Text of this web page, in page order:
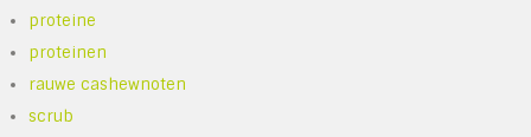
proteine
proteinen
rauwe cashewnoten
scrub